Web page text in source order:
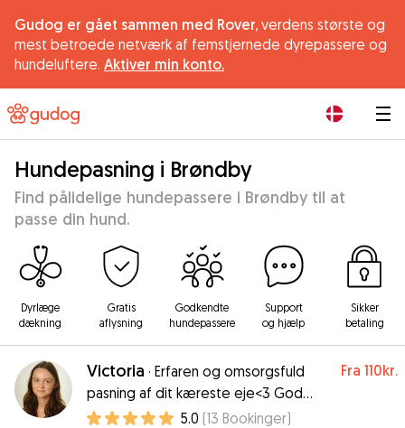
Gudog er gået sammen med Rover, verdens største og
mest betroede netværk af femstjernede dyrepassere og
hundeluftere. Aktiver min konto.
Hundepasning i Brøndby
Find pålidelige hundepassere i Brøndby til at
passe din hund.
Dyrlæge
dækning
Gratis
aflysning
Godkendte
hundepassere
Support
og hjælp
Sikker
betaling
Victoria · Erfaren og omsorgsfuld
pasning af dit kæreste eje<3 God
erfaring og stor passion
Fra 110kr.
5.0 (13 Bookinger)